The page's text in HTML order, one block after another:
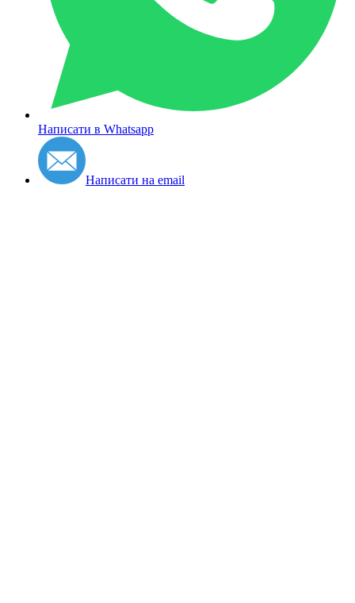
Написати в Whatsapp
Написати на email